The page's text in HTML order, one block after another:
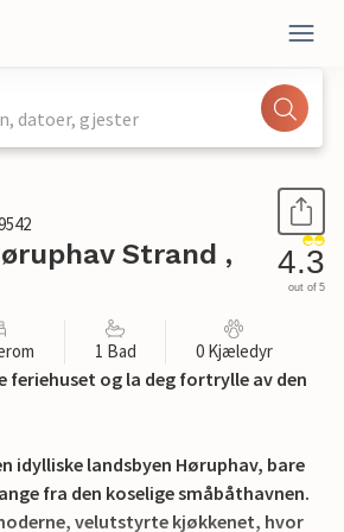
datoer, gjester
Strand ,
4.3
out of 5
1 Bad 0 Kjæledyr
feriehuset og la deg fortrylle av den
idylliske landsbyen Høruphav, bare
fra den koselige småbåthavnen.
velutstyrte kjøkkenet, hvor